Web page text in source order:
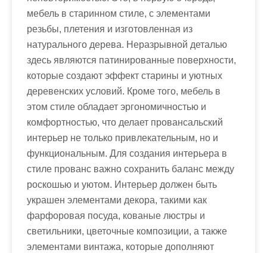
мебель в старинном стиле, с элементами
резьбы, плетения и изготовленная из
натурального дерева. Неразрывной деталью
здесь являются патинированные поверхности,
которые создают эффект старины и уютных
деревенских условий. Кроме того, мебель в
этом стиле обладает эргономичностью и
комфортностью, что делает провансальский
интерьер не только привлекательным, но и
функциональным. Для создания интерьера в
стиле прованс важно сохранить баланс между
роскошью и уютом. Интерьер должен быть
украшен элементами декора, такими как
фарфоровая посуда, кованые люстры и
светильники, цветочные композиции, а также
элементами винтажа, которые дополняют